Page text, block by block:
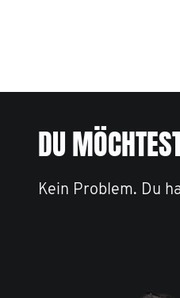
DU
Kein Problem. Du